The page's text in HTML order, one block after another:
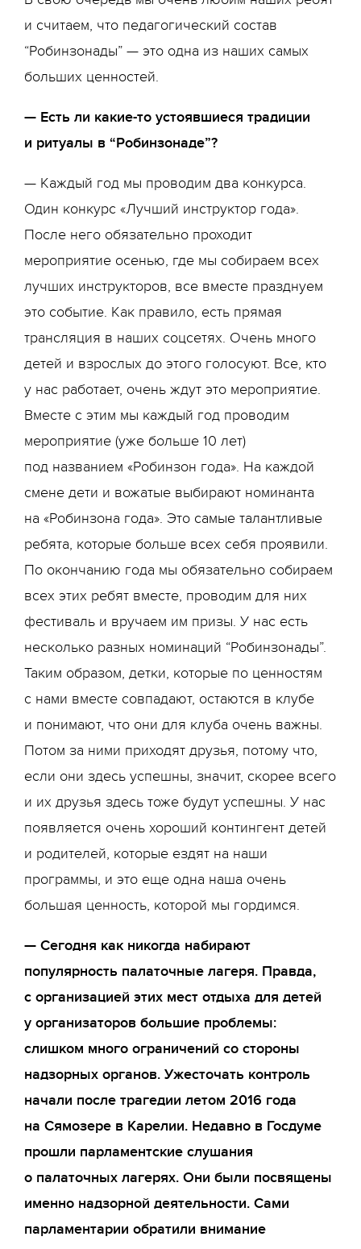
и считаем, что педагогический состав
“Робинзонады” — это одна из наших самых
больших ценностей.
— Есть ли какие-то устоявшиеся традиции
и ритуалы в “Робинзонаде”?
— Каждый год мы проводим два конкурса.
Один конкурс «Лучший инструктор года».
После него обязательно проходит
мероприятие осенью, где мы собираем всех
лучших инструкторов, все вместе празднуем
это событие. Как правило, есть прямая
трансляция в наших соцсетях. Очень много
детей и взрослых до этого голосуют. Все, кто
у нас работает, очень ждут это мероприятие.
Вместе с этим мы каждый год проводим
мероприятие (уже больше 10 лет)
под названием «Робинзон года». На каждой
смене дети и вожатые выбирают номинанта
на «Робинзона года». Это самые талантливые
ребята, которые больше всех себя проявили.
По окончанию года мы обязательно собираем
всех этих ребят вместе, проводим для них
фестиваль и вручаем им призы. У нас есть
несколько разных номинаций “Робинзонады”.
Таким образом, детки, которые по ценностям
с нами вместе совпадают, остаются в клубе
и понимают, что они для клуба очень важны.
Потом за ними приходят друзья, потому что,
если они здесь успешны, значит, скорее всего
и их друзья здесь тоже будут успешны. У нас
появляется очень хороший контингент детей
и родителей, которые ездят на наши
программы, и это еще одна наша очень
большая ценность, которой мы гордимся.
— Сегодня как никогда набирают
популярность палаточные лагеря. Правда,
с организацией этих мест отдыха для детей
у организаторов большие проблемы:
слишком много ограничений со стороны
надзорных органов. Ужесточать контроль
начали после трагедии летом 2016 года
на Сямозере в Карелии. Недавно в Госдуме
прошли парламентские слушания
о палаточных лагерях. Они были посвящены
именно надзорной деятельности. Сами
парламентарии обратили внимание